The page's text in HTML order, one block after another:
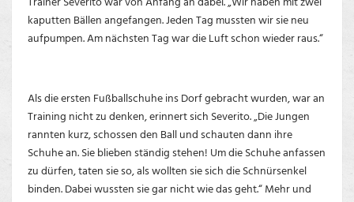
kaputten Bällen angefangen. Jeden Tag mussten wir sie neu
aufpumpen. Am nächsten Tag war die Luft schon wieder raus.“
Als die ersten Fußballschuhe ins Dorf gebracht wurden, war an
Training nicht zu denken, erinnert sich Severito. „Die Jungen
rannten kurz, schossen den Ball und schauten dann ihre
Schuhe an. Sie blieben ständig stehen! Um die Schuhe anfassen
zu dürfen, taten sie so, als wollten sie sich die Schnürsenkel
binden. Dabei wussten sie gar nicht wie das geht.“ Mehr und